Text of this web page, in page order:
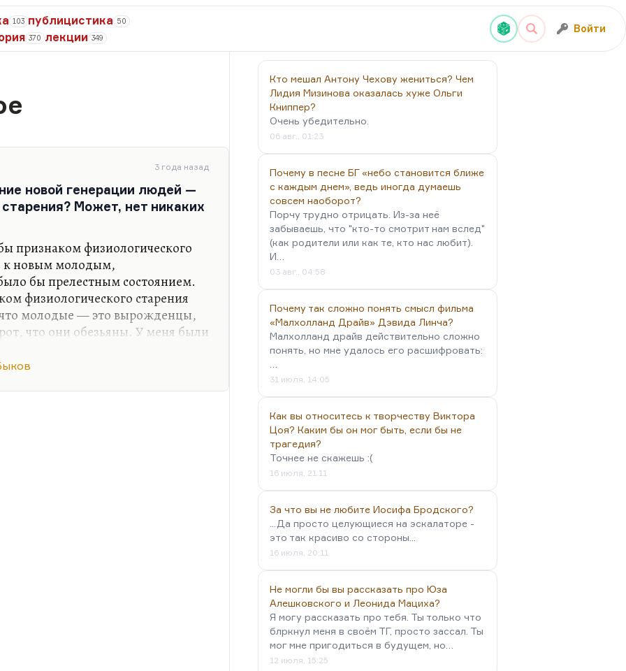
103 публицистика 50
370 лекции 349
Войти
3 года назад
новой генерации людей —
Может, нет никаких
признаком физиологического
к новым молодым,
бы прелестным состоянием.
физиологического старения
молодые — это вырожденцы,
что они обезьяны. У меня были
Кто мешал Антону Чехову жениться? Чем
Лидия Мизинова оказалась хуже Ольги
Книппер?
Очень убедительно.
06 авг., 01:23
Почему в песне БГ «небо становится ближе
с каждым днем», ведь иногда думаешь
совсем наоборот?
Порчу трудно отрицать. Из-за неё
забываешь, что "кто-то смотрит нам вслед"
(как родители или как те, кто нас любит).
И…
03 авг., 04:58
Почему так сложно понять смысл фильма
«Малхолланд Драйв» Дэвида Линча?
Малхолланд драйв действительно сложно
понять, но мне удалось его расшифровать:
31 июля, 14:05
Как вы относитесь к творчеству Виктора
Цоя? Каким бы он мог быть, если бы не
трагедия?
Точнее не скажешь :(
16 июля, 21:11
За что вы не любите Иосифа Бродского?
...Да просто целующиеся на эскалаторе -
это так красиво со стороны...
16 июля, 20:11
Не могли бы вы рассказать про Юза
Алешковского и Леонида Мациха?
Я могу рассказать про тебя. Ты только что
блркнул меня в своём ТГ, просто зассал. Ты
мог мне пригодиться в будущем, но…
12 июля, 15:25